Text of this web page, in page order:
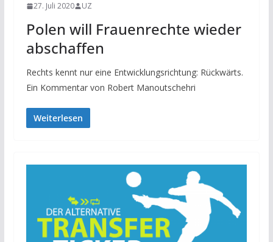
27. Juli 2020 UZ
Polen will Frauenrechte wieder
abschaffen
Rechts kennt nur eine Entwicklungsrichtung: Rückwärts.
Ein Kommentar von Robert Manoutschehri
Weiterlesen